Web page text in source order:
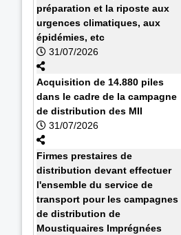
préparation et la riposte aux
urgences climatiques, aux
épidémies, etc
31/07/2026
Acquisition de 14.880 piles
dans le cadre de la campagne
de distribution des MII
31/07/2026
Firmes prestaires de
distribution devant effectuer
l'ensemble du service de
transport pour les campagnes
de distribution de
Moustiquaires Imprégnées